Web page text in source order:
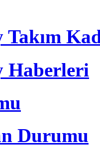
Takım
Haberleri
Durumu